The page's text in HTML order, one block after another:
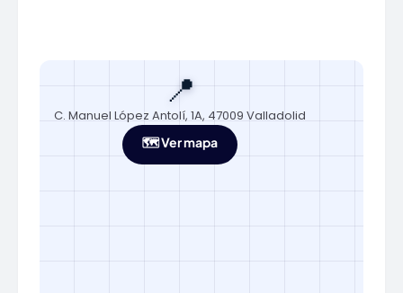
📍
C. Manuel López Antolí, 1A, 47009 Valladolid
🗺️ Ver mapa